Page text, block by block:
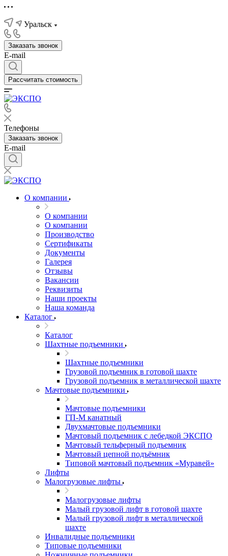
Уральск
Заказать звонок
E-mail
Рассчитать стоимость
Телефоны
Заказать звонок
E-mail
О компании
О компании
О компании
Производство
Сертификаты
Документы
Галерея
Отзывы
Вакансии
Реквизиты
Наши проекты
Наша команда
Каталог
Каталог
Шахтные подъемники
Шахтные подъемники
Грузовой подъемник в готовой шахте
Грузовой подъемник в металлической шахте
Мачтовые подъемники
Мачтовые подъемники
ГП-М канатный
Двухмачтовые подъемники
Мачтовый подъемник с лебедкой ЭКСПО
Мачтовый тельферный подъемник
Мачтовый цепной подъёмник
Типовой мачтовый подъемник «Муравей»
Лифты
Малогрузовые лифты
Малогрузовые лифты
Малый грузовой лифт в готовой шахте
Малый грузовой лифт в металлической
шахте
Инвалидные подъемники
Типовые подъемники